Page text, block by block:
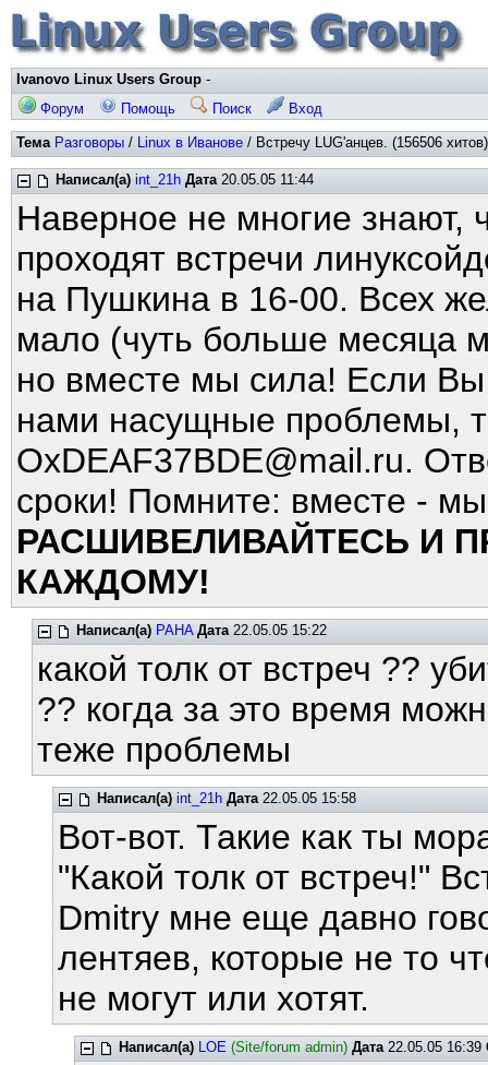
Ivanovo Linux Users Group -
Форум
Помощь Поиск Вход
Тема Разговоры / Linux в Иванове / Встречу LUG'анцев. (156506 хитов)
Написал(а) int_21h Дата20.05.05 11:44
Наверное не многие знают,
проходят встречи
на Пушкина в 16-00. Всех
мало (чуть больше месяца
но вместе мы сила! Если Вы
нами насущные проблемы,
OxDEAF37BDE@mail.ru.
сроки! Помните: вместе -
РАСШИВЕЛИВАЙТЕСЬ И
КАЖДОМУ!
Написал(а) PAHA Дата22.05.05 15:22
какой толк от встреч ??
?? когда за это время
теже проблемы
Написал(а) int_21h Дата22.05.05 15:58
Вот-вот. Такие как ты
"Какой толк от встреч!"
Dmitry мне еще давно
лентяев, которые не то
не могут или хотят.
Написал(а) LOE (Site/forum admin) Дата22.05.05 16:39